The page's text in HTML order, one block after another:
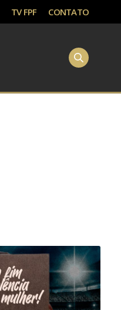
TV FPF CONTATO